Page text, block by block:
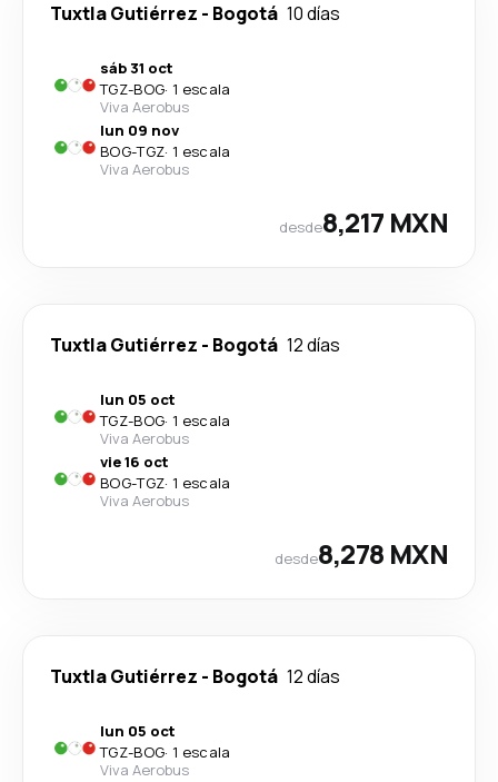
Tuxtla Gutiérrez - Bogotá 10 días
sáb 31 oct
TGZ-BOG· 1 escala
Viva Aerobus
lun 09 nov
BOG-TGZ· 1 escala
Viva Aerobus
desde8,217 MXN
Tuxtla Gutiérrez - Bogotá 12 días
lun 05 oct
TGZ-BOG· 1 escala
Viva Aerobus
vie 16 oct
BOG-TGZ· 1 escala
Viva Aerobus
desde8,278 MXN
Tuxtla Gutiérrez - Bogotá 12 días
lun 05 oct
TGZ-BOG· 1 escala
Viva Aerobus